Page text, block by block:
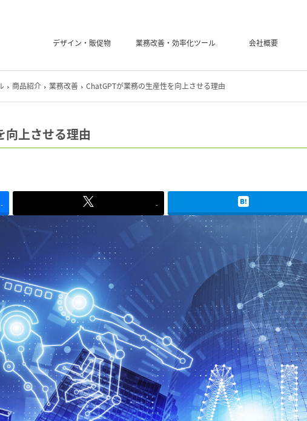
デザイン・販促物 業務改善・効率化ツール 会社概要
商品紹介 業務改善 ChatGPTが業務の生産性を向上させる理由
上させる理由
- -